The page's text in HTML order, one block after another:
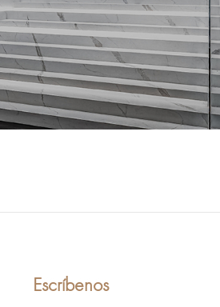
Escríbenos